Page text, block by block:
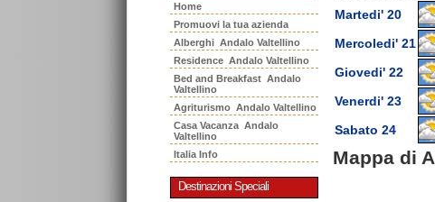
Home
Promuovi la tua azienda
Alberghi Andalo Valtellino
Residence Andalo Valtellino
Bed and Breakfast Andalo
Valtellino
Agriturismo Andalo Valtellino
Casa Vacanza Andalo
Valtellino
Italia Info
Destinazioni Speciali
Martedi' 20
Mercoledi' 21
Giovedi' 22
Venerdi' 23
Sabato 24
Mappa di